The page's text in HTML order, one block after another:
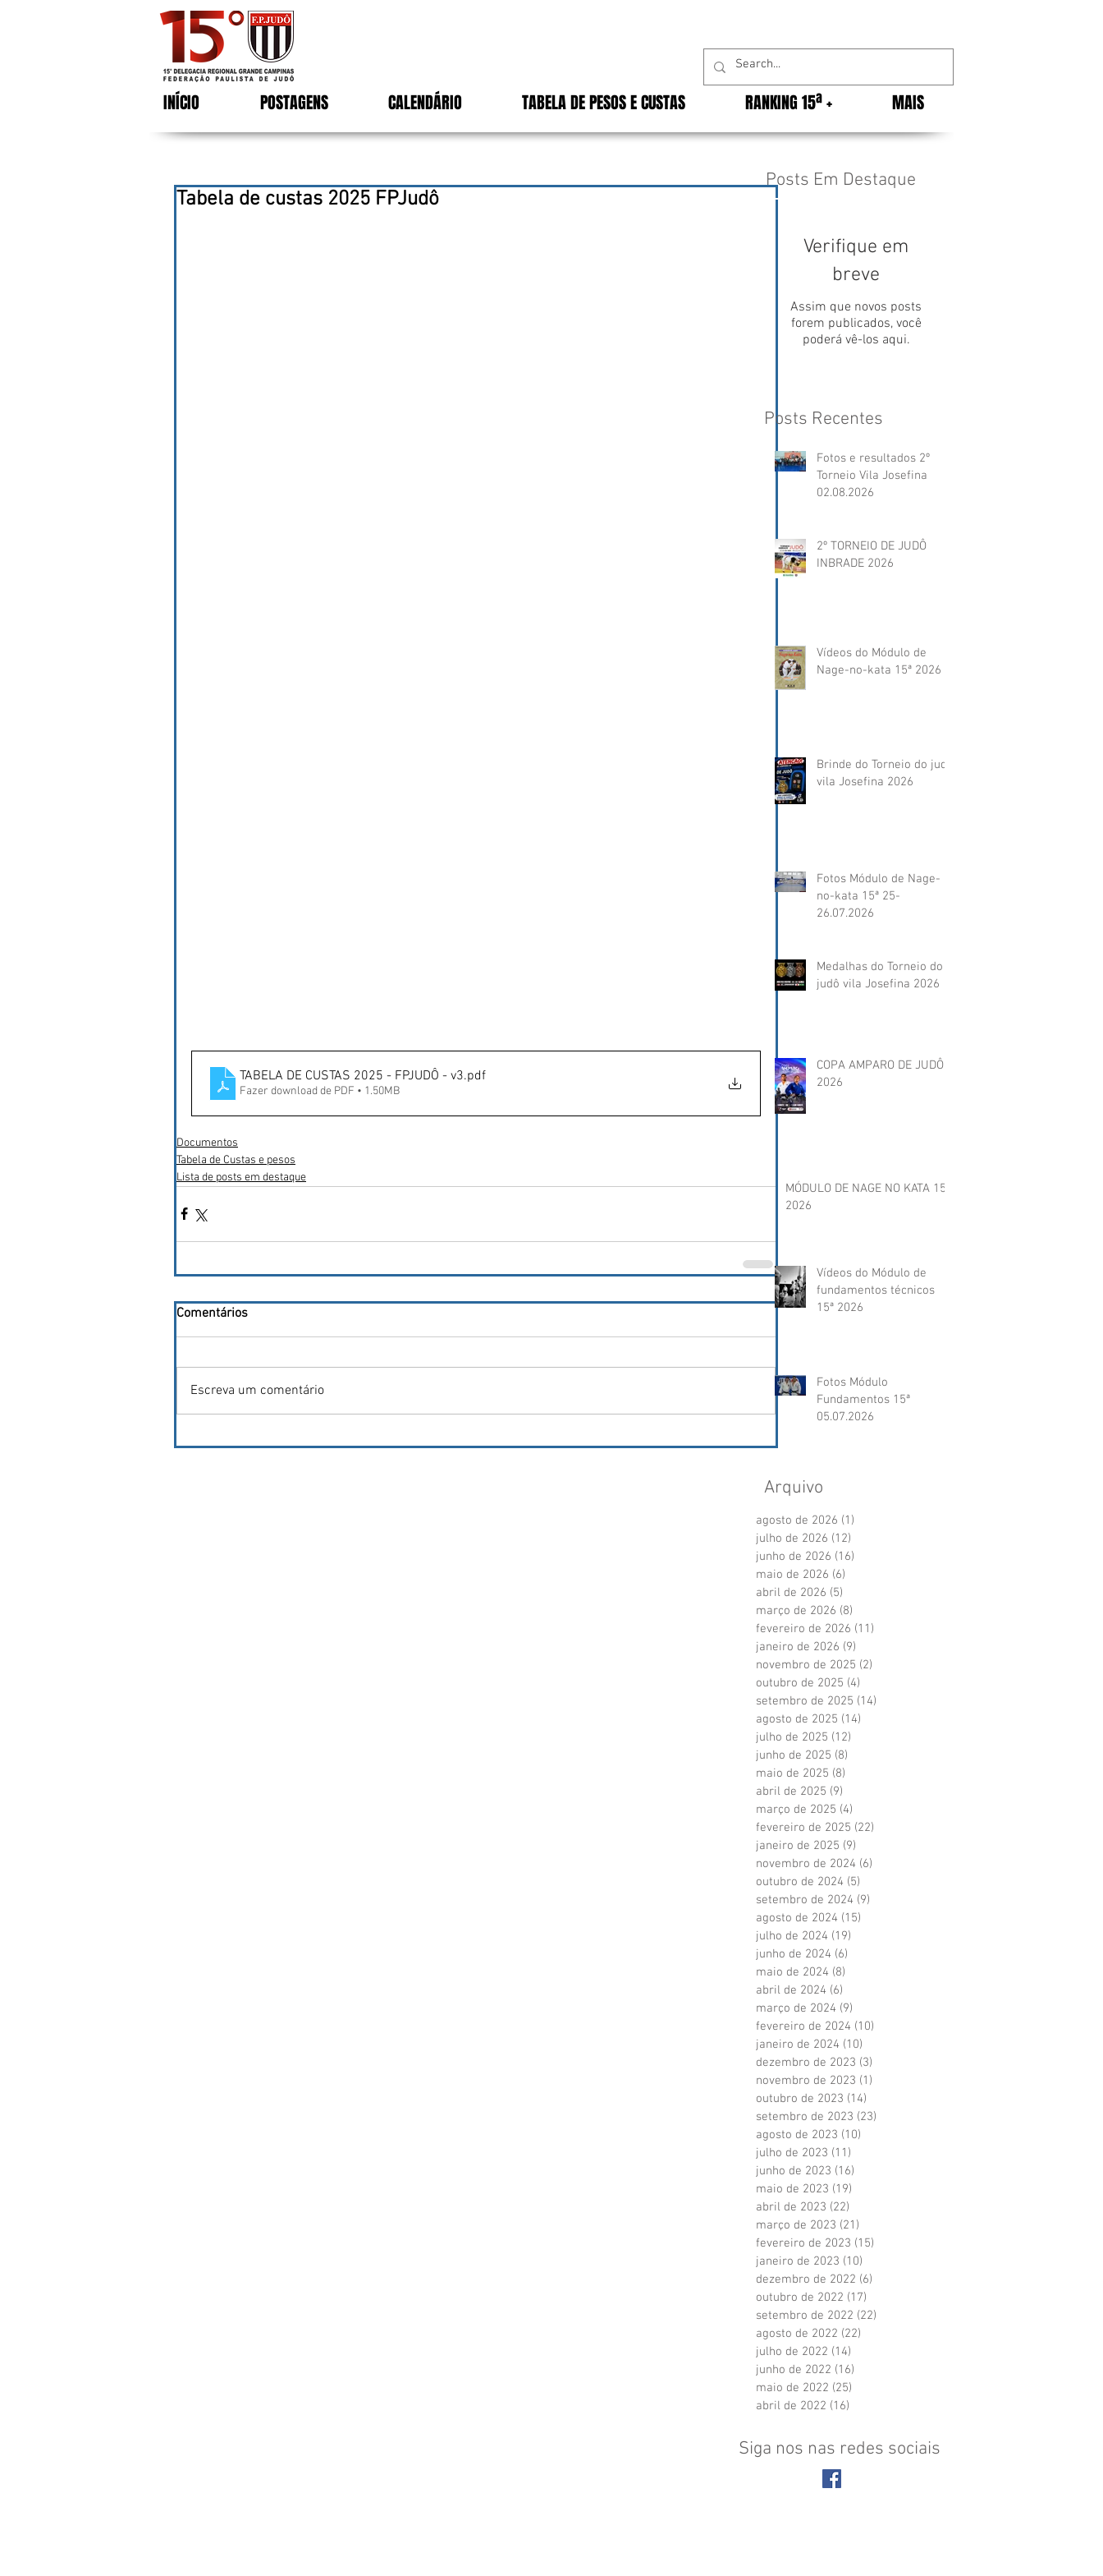
INÍCIO POSTAGENS CALENDÁRIO TABELA DE PESOS E CUSTAS RANKING 15ª + MAIS
Tabela de custas 2025 FPJudô
TABELA DE CUSTAS 2025 - FPJUDÔ - v3.pdf
Fazer download de PDF • 1.50MB
Documentos
Tabela de Custas e pesos
Lista de posts em destaque
Comentários
Escreva um comentário
Posts Em Destaque
Verifique em
breve
Assim que novos posts
forem publicados, você
poderá vê-los aqui.
Posts Recentes
Fotos e resultados 2º
Torneio Vila Josefina
02.08.2026
2º TORNEIO DE JUDÔ
INBRADE 2026
Vídeos do Módulo de
Nage-no-kata 15ª 2026
Brinde do Torneio do judô
vila Josefina 2026
Fotos Módulo de Nage-
no-kata 15ª 25-
26.07.2026
Medalhas do Torneio do
judô vila Josefina 2026
COPA AMPARO DE JUDÔ
2026
MÓDULO DE NAGE NO KATA 15ª
2026
Vídeos do Módulo de
fundamentos técnicos
15ª 2026
Fotos Módulo
Fundamentos 15ª
05.07.2026
Arquivo
agosto de 2026 (1)
julho de 2026 (12)
junho de 2026 (16)
maio de 2026 (6)
abril de 2026 (5)
março de 2026 (8)
fevereiro de 2026 (11)
janeiro de 2026 (9)
novembro de 2025 (2)
outubro de 2025 (4)
setembro de 2025 (14)
agosto de 2025 (14)
julho de 2025 (12)
junho de 2025 (8)
maio de 2025 (8)
abril de 2025 (9)
março de 2025 (4)
fevereiro de 2025 (22)
janeiro de 2025 (9)
novembro de 2024 (6)
outubro de 2024 (5)
setembro de 2024 (9)
agosto de 2024 (15)
julho de 2024 (19)
junho de 2024 (6)
maio de 2024 (8)
abril de 2024 (6)
março de 2024 (9)
fevereiro de 2024 (10)
janeiro de 2024 (10)
dezembro de 2023 (3)
novembro de 2023 (1)
outubro de 2023 (14)
setembro de 2023 (23)
agosto de 2023 (10)
julho de 2023 (11)
junho de 2023 (16)
maio de 2023 (19)
abril de 2023 (22)
março de 2023 (21)
fevereiro de 2023 (15)
janeiro de 2023 (10)
dezembro de 2022 (6)
outubro de 2022 (17)
setembro de 2022 (22)
agosto de 2022 (22)
julho de 2022 (14)
junho de 2022 (16)
maio de 2022 (25)
abril de 2022 (16)
Siga nos nas redes sociais